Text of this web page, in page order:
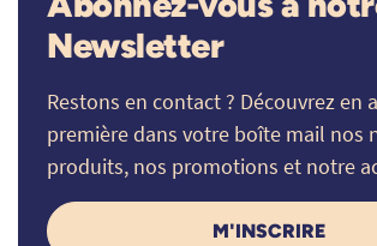
Newsletter
Restons en contact ? Découvrez en
première dans votre boîte mail nos
produits, nos promotions et notre
M'INSCRIRE